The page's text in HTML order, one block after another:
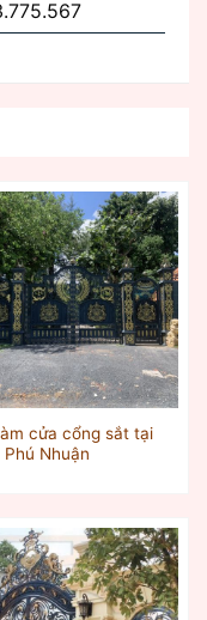
cửa cổng sắt tại
Phú Nhuận